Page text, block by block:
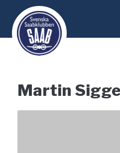
content
Martin Sigge